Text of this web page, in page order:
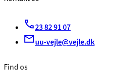
23 82 91 07
uu-vejle@vejle.dk
Find os